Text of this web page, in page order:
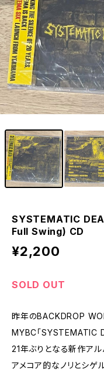
SYSTEMATIC
Full Swing) CD
¥2,200
SOLD OUT
昨年のBACKDROP
MYBC「SYSTEMATIC
21年ぶりとなる新作アル
アメコア的なノリとシ